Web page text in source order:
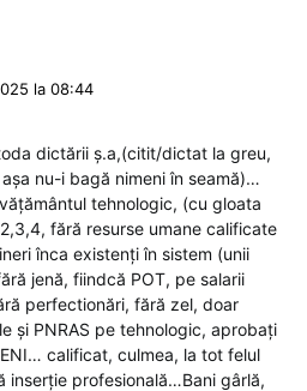
la 08:44
dictării ș.a,(citit/dictat la greu,
nu-i bagă nimeni în seamă)…
tehnologic, (cu gloata
fără resurse umane calificate
înca existenți în sistem (unii
jenă, fiindcă POT, pe salarii
perfectionări, fără zel, doar
și PNRAS pe tehnologic, aprobați
calificat, culmea, la tot felul
inserție profesională…Bani gârlă,